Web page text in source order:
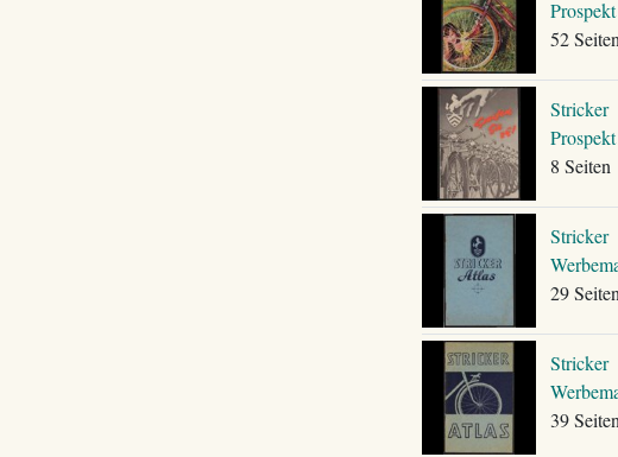
Prospekt
52 Seiten
Stricker
Prospekt
8 Seiten
Stricker
29 Seiten
Stricker
39 Seiten